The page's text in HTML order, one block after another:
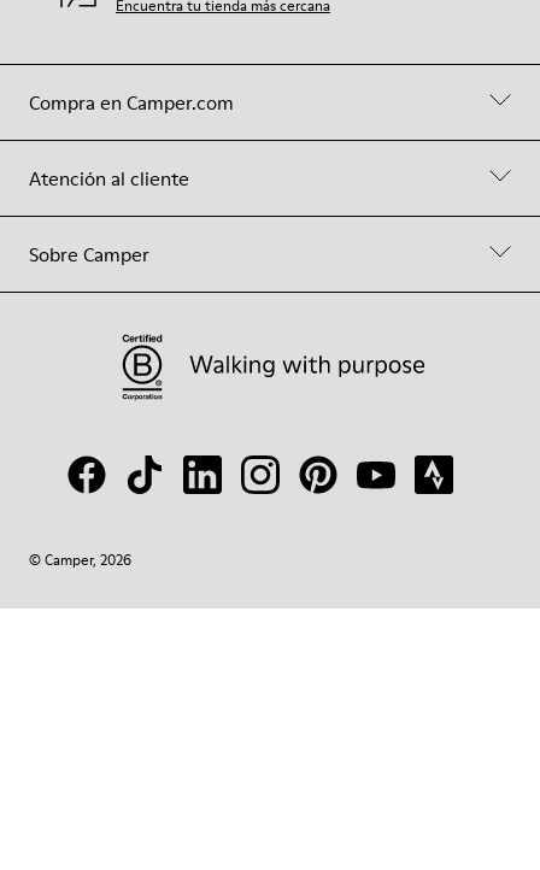
Compra en Camper.com
Atención al cliente
Sobre Camper
Encuentra tu tienda más cercana
© Camper, 2026